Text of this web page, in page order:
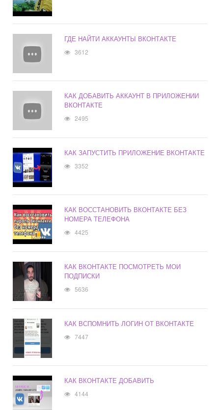
ГДЕ НАЙТИ АККАУНТЫ ВКОНТАКТЕ
3612
КАК ДОБАВИТЬ АККАУНТ В ПРИЛОЖЕНИИ
ВКОНТАКТЕ
2495
КАК ЗАПУСТИТЬ ПРИЛОЖЕНИЕ ВКОНТАКТЕ
3352
КАК ВОССТАНОВИТЬ ВКОНТАКТЕ БЕЗ
НОМЕРА ТЕЛЕФОНА
4425
КАК ВКОНТАКТЕ ПОСМОТРЕТЬ МОИ
ПОДПИСКИ
5636
КАК ВСПОМНИТЬ ЛОГИН ОТ ВКОНТАКТЕ
7447
КАК ВКОНТАКТЕ ДОБАВИТЬ
4144